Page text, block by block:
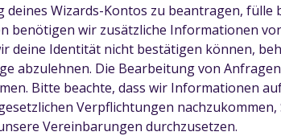
deines Wizards-Kontos zu beantragen, fülle
benötigen wir zusätzliche Informationen
deine Identität nicht bestätigen können,
abzulehnen. Die Bearbeitung von
Bitte beachte, dass wir Informationen
Verpflichtungen
Vereinbarungen durchzusetzen.